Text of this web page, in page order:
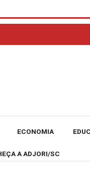
ECONOMIA
A ADJORI/SC